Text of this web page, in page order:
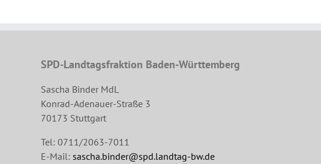
SPD-Landtagsfraktion Baden-Württemberg
Sascha Binder MdL
Konrad-Adenauer-Straße 3
70173 Stuttgart
Tel: 0711/2063-7011
E-Mail: sascha.binder@spd.landtag-bw.de